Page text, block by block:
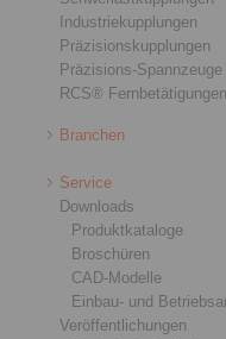
Industriekupplungen
Präzisionskupplungen
Präzisions-Spannzeuge
RCS® Fernbetätigungen
Branchen
Service
Downloads
Produktkataloge
Broschüren
CAD-Modelle
Einbau- und
Veröffentlichungen